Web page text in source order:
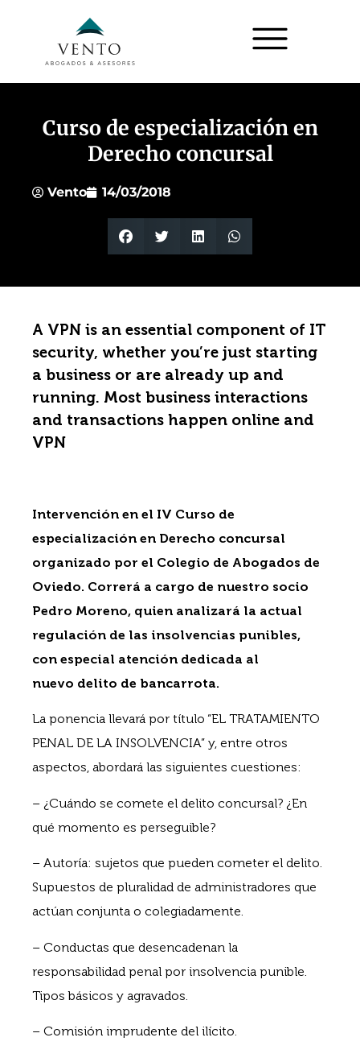
Curso de especialización en
Derecho concursal
Vento 14/03/2018
A VPN is an essential component of IT
security, whether you’re just starting
a business or are already up and
running. Most business interactions
and transactions happen online and
VPN
Intervención en el IV Curso de
especialización en Derecho concursal
organizado por el Colegio de Abogados de
Oviedo. Correrá a cargo de nuestro socio
Pedro Moreno, quien analizará la actual
regulación de las insolvencias punibles,
con especial atención dedicada al
nuevo delito de bancarrota.
La ponencia llevará por título “EL TRATAMIENTO
PENAL DE LA INSOLVENCIA” y, entre otros
aspectos, abordará las siguientes cuestiones:
– ¿Cuándo se comete el delito concursal? ¿En
qué momento es perseguible?
– Autoría: sujetos que pueden cometer el delito.
Supuestos de pluralidad de administradores que
actúan conjunta o colegiadamente.
– Conductas que desencadenan la
responsabilidad penal por insolvencia punible.
Tipos básicos y agravados.
– Comisión imprudente del ilícito.